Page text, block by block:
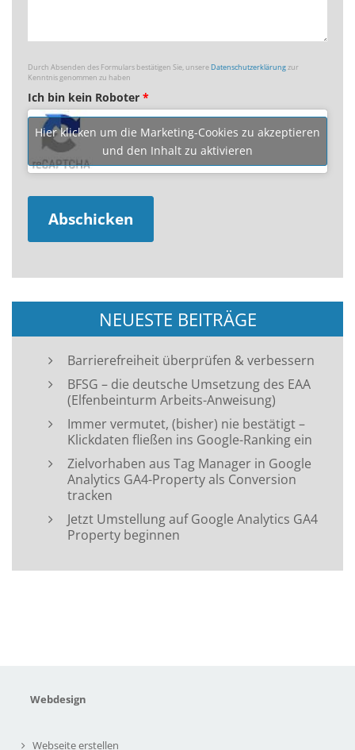
Durch Absenden des Formulars bestätigen Sie, unsereDatenschutzerklärungzur
Kenntnis genommen zu haben
Ich bin kein Roboter *
Hier klicken um die Marketing-Cookies zu akzeptieren
und den Inhalt zu aktivieren
NEUESTE BEITRÄGE
Barrierefreiheit überprüfen & verbessern
BFSG – die deutsche Umsetzung des EAA
(Elfenbeinturm Arbeits-Anweisung)
Immer vermutet, (bisher) nie bestätigt –
Klickdaten fließen ins Google-Ranking ein
Zielvorhaben aus Tag Manager in Google
Analytics GA4-Property als Conversion
tracken
Jetzt Umstellung auf Google Analytics GA4
Property beginnen
Webdesign
Webseite erstellen